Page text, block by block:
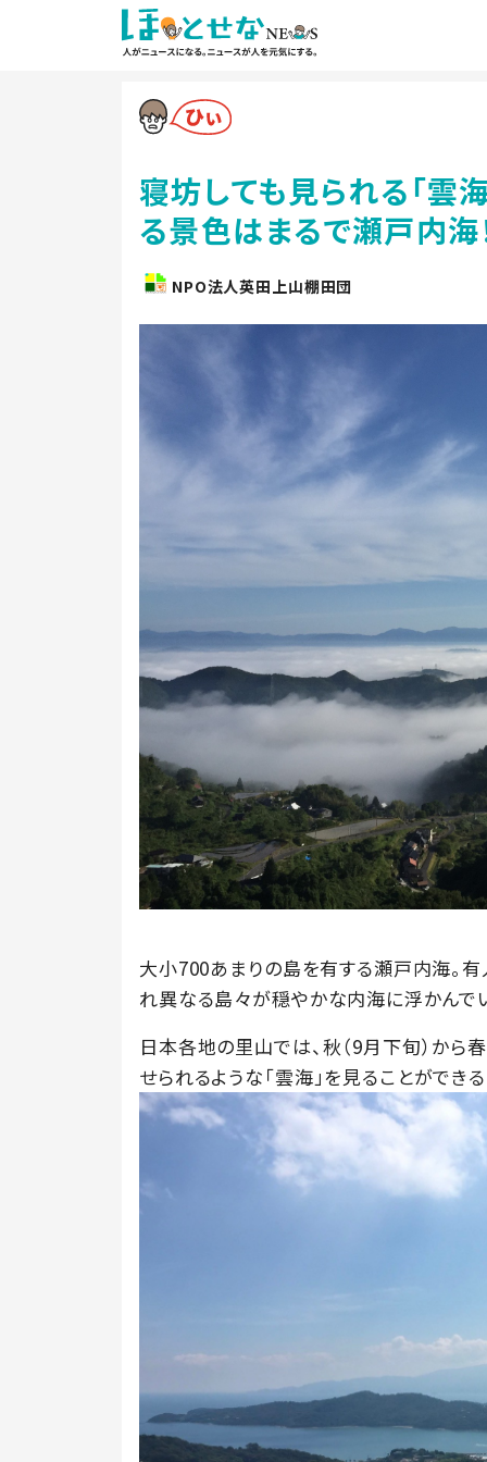
寝坊しても見られる「
る景色はまるで瀬戸内海
NPO法人英田上山棚田団
大小700あまりの島を有する瀬戸内海。
れ異なる島々が穏やかな内海に浮かんで
日本各地の里山では、秋（9月下旬）か
せられるような「雲海」を見ることができる